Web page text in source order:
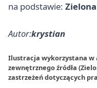
na podstawie:
Autor:krystian
Ilustracja wykorzystana w
zewnętrznego źródła
zastrzeżeń dotyczących